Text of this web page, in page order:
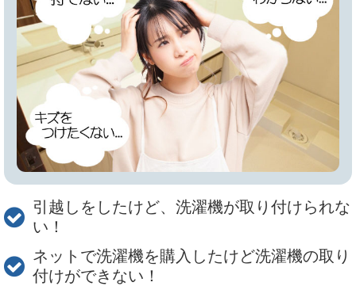
引越しをしたけど、洗濯機が取り付けられな
い！
ネットで洗濯機を購入したけど洗濯機の取り
付けができない！